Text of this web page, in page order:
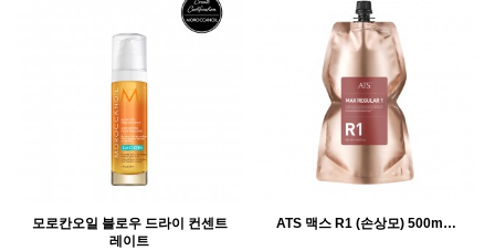
모로칸오일 블로우 드라이 컨센트
레이트
ATS 맥스 R1 (손상모) 500m…